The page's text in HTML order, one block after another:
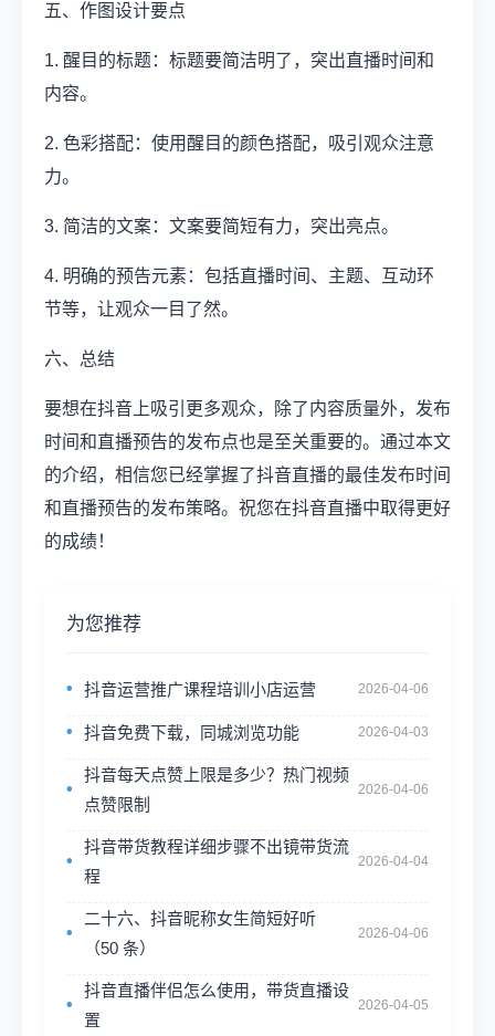
五、作图设计要点
1. 醒目的标题：标题要简洁明了，突出直播时间和
内容。
2. 色彩搭配：使用醒目的颜色搭配，吸引观众注意
力。
3. 简洁的文案：文案要简短有力，突出亮点。
4. 明确的预告元素：包括直播时间、主题、互动环
节等，让观众一目了然。
六、总结
要想在抖音上吸引更多观众，除了内容质量外，发布
时间和直播预告的发布点也是至关重要的。通过本文
的介绍，相信您已经掌握了抖音直播的最佳发布时间
和直播预告的发布策略。祝您在抖音直播中取得更好
的成绩！
为您推荐
抖音运营推广课程培训小店运营 2026-04-06
抖音免费下载，同城浏览功能 2026-04-03
抖音每天点赞上限是多少？热门视频
点赞限制
2026-04-06
抖音带货教程详细步骤不出镜带货流
程
2026-04-04
二十六、抖音昵称女生简短好听
（50 条）
2026-04-06
抖音直播伴侣怎么使用，带货直播设
置
2026-04-05